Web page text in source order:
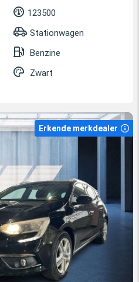
123500
Stationwagen
Benzine
Zwart
Erkende merkdealer